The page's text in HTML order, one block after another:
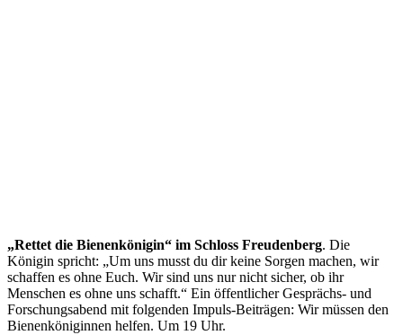
„Rettet die Bienenkönigin“ im Schloss Freudenberg. Die
Königin spricht: „Um uns musst du dir keine Sorgen machen, wir
schaffen es ohne Euch. Wir sind uns nur nicht sicher, ob ihr
Menschen es ohne uns schafft.“ Ein öffentlicher Gesprächs- und
Forschungsabend mit folgenden Impuls-Beiträgen: Wir müssen den
Bienenköniginnen helfen. Um 19 Uhr.